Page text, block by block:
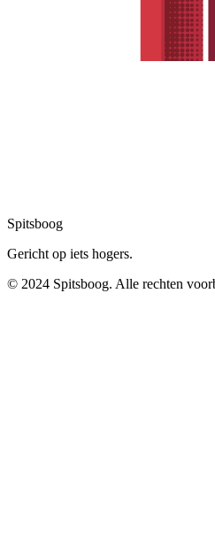
Spitsboog
Gericht op iets hogers.
© 2024 Spitsboog. Alle rechten